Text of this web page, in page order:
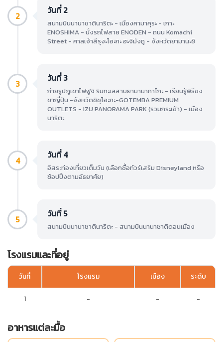
2 วันที่ 2
สนามบินนานาชาตินาริตะ - เมืองคามาคุระ - เกาะ
ENOSHIMA - นั่งรถไฟสาย ENODEN - ถนน Komachi
Street - ศาลเจ้าสีรุงะโอะกะ ฮะจิมังกู - จังหวัดยามานะชิ
3 วันที่ 3
ถ่ายรูปภูเขาไฟฟูจิ ริมทะเลสาบยามานากาโกะ - เรียนรู้พิธีชง
ชาญี่ปุ่น -จังหวัดชิซุโอะกะ-GOTEMBA PREMIUM
OUTLETS - IZU PANORAMA PARK (รวมกระเช้า) - เมือง
นาริตะ
4 วันที่ 4
อิสระท่องเที่ยวเต็มวัน (เลือกซื้อทัวร์เสริม Disneyland หรือ
ช้อปปิ้งตามอัธยาศัย)
5 วันที่ 5
สนามบินนานาชาตินาริตะ - สนามบินนานาชาติดอนเมือง
โรงแรมและที่อยู่
วันที่ โรงแรม เมือง ระดับ
1 - - -
อาหารแต่ละมื้อ